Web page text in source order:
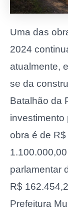
Uma das
2024
atualmente,
se da
Batalhão da
investimento
obra é de
parlamentar
R$
Prefeitura